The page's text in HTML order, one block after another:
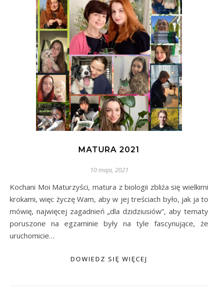
MATURA 2021
10 maja, 2021
Kochani Moi Maturzyści, matura z biologii zbliża się wielkimi
krokami, więc życzę Wam, aby w jej treściach było, jak ja to
mówię, najwięcej zagadnień „dla dzidziusiów”, aby tematy
poruszone na egzaminie były na tyle fascynujące, że
uruchomicie…
DOWIEDZ SIĘ WIĘCEJ